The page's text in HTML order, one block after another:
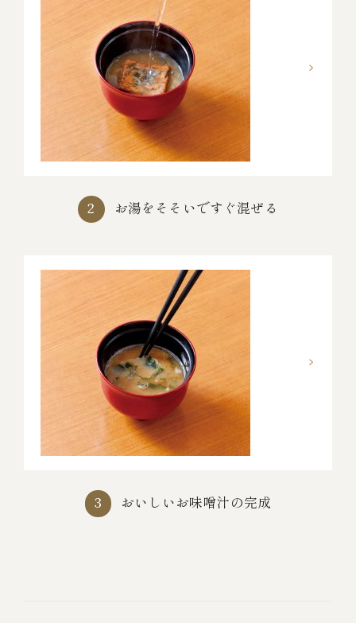
2 お湯をそそいですぐ混ぜる
3 おいしいお味噌汁の完成